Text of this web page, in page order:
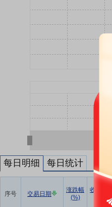
每日明细 每日统计
序号 交易日期
涨跌幅
(%)
收盘价